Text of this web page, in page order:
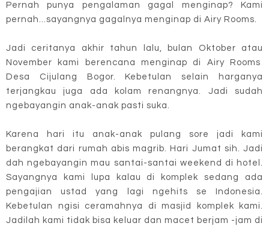
Pernah punya pengalaman gagal menginap? Kami
pernah...sayangnya gagalnya menginap di Airy Rooms.
Jadi ceritanya akhir tahun lalu, bulan Oktober atau
November kami berencana menginap di Airy Rooms
Desa Cijulang Bogor. Kebetulan selain harganya
terjangkau juga ada kolam renangnya. Jadi sudah
ngebayangin anak-anak pasti suka.
Karena hari itu anak-anak pulang sore jadi kami
berangkat dari rumah abis magrib. Hari Jumat sih. Jadi
dah ngebayangin mau santai-santai weekend di hotel.
Sayangnya kami lupa kalau di komplek sedang ada
pengajian ustad yang lagi ngehits se Indonesia.
Kebetulan ngisi ceramahnya di masjid komplek kami.
Jadilah kami tidak bisa keluar dan macet berjam -jam di